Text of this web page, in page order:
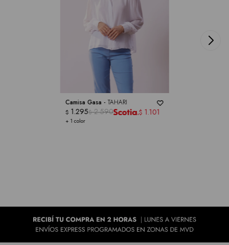
Camisa Gasa -TAHARI
+ 1 color
$ 1.295$ 2.590 $ 1.101